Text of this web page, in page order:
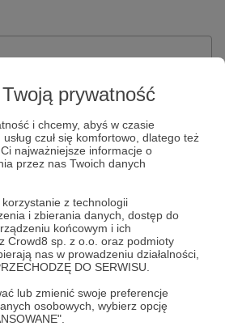
prywatność
i chcemy, abyś w czasie
czuł się komfortowo, dlatego też
najważniejsze informacje o
przez nas Twoich danych
z technologii
i zbierania danych, dostęp do
końcowym i ich
Crowd8 sp. z o.o. oraz podmioty
nas w prowadzeniu działalności,
DO SERWISU.
lub zmienić swoje preferencje
osobowych, wybierz opcję
dokonywania oraz
na naszej platformie oraz
zautomatyzowanemu
przetwarzania Twoich danych
dla osób niepełnoletnich możliwa
formularza "Zgodna na
osobę niepełnoletnią", formularz
regulaminu Patronite.pl.
Regulaminserwisu oraz